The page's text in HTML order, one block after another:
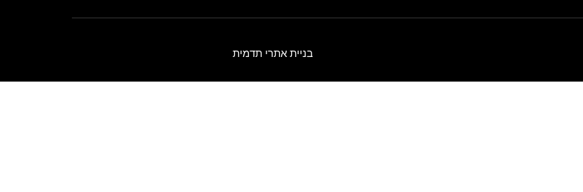
בניית אתרי תדמית